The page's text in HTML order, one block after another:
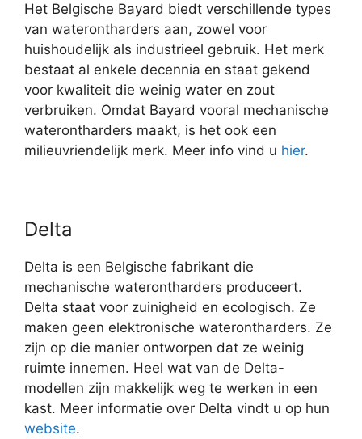
Het Belgische Bayard biedt verschillende types
van waterontharders aan, zowel voor
huishoudelijk als industrieel gebruik. Het merk
bestaat al enkele decennia en staat gekend
voor kwaliteit die weinig water en zout
verbruiken. Omdat Bayard vooral mechanische
waterontharders maakt, is het ook een
milieuvriendelijk merk. Meer info vind u hier.
Delta
Delta is een Belgische fabrikant die
mechanische waterontharders produceert.
Delta staat voor zuinigheid en ecologisch. Ze
maken geen elektronische waterontharders. Ze
zijn op die manier ontworpen dat ze weinig
ruimte innemen. Heel wat van de Delta-
modellen zijn makkelijk weg te werken in een
kast. Meer informatie over Delta vindt u op hun
website.